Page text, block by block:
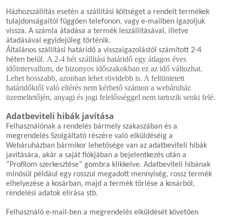
Házhozszállítás esetén a szállítási költséget a rendelt termékek
tulajdonságaitól függően telefonon, vagy e-mailben igazoljuk
vissza. A számla átadása a termék leszállításával, illetve
átadásával egyidejűleg történik.
Általános szállítási határidő a visszaigazolástól számított 2-4
héten belül. A 2-4 hét szállítási határidő egy átlagos éves
időintervallum, de bizonyos időszakokban ez az idő változhat.
Lehet hosszabb, azonban lehet rövidebb is. A feltüntetett
határidőktől való eltérés nem kérhető számon a webáruház
üzemeltetőjén, anyagi és jogi felelősséggel nem tartozik senki felé.
Adatbeviteli hibák javítása
Felhasználónak a rendelés bármely szakaszában és a
megrendelés Szolgáltató részére való elküldéséig a
Webáruházban bármikor lehetősége van az adatbeviteli hibák
javítására, akár a saját fiókjában a bejelentkezés után a
“Profilom szerkesztése” gombra klikkelve. Adatbeviteli hibának
minősül például egy rosszul megadott mennyiség, rossz termék
elhelyezése a kosárban, majd a termék törlése a kosárból,
rendelési adatok elírása stb.
Felhasználó e-mail-ben a megrendelés elküldését követően